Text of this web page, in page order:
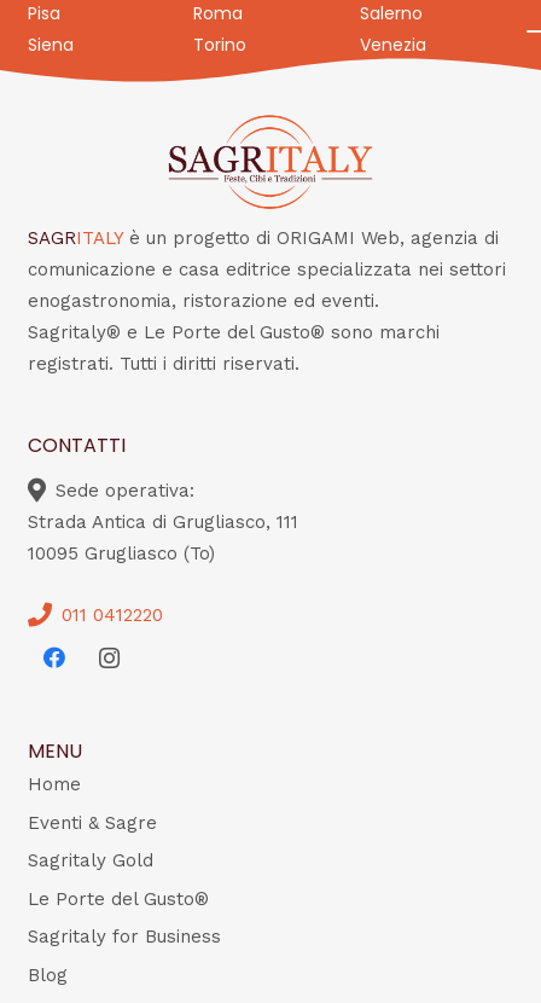
Pisa
Roma
Salerno
Siena
Torino Venezia
SAGRITALY è un progetto di ORIGAMI Web, agenzia di
comunicazione e casa editrice specializzata nei settori
enogastronomia, ristorazione ed eventi.
Sagritaly® e Le Porte del Gusto® sono marchi
registrati. Tutti i diritti riservati.
CONTATTI
Sede operativa:
Strada Antica di Grugliasco, 111
10095 Grugliasco (To)
011 0412220
MENU
Home
Eventi & Sagre
Sagritaly Gold
Le Porte del Gusto®
Sagritaly for Business
Blog